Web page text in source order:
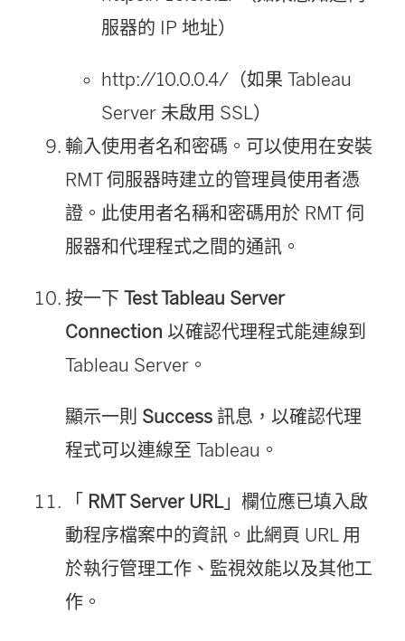
服器的 IP 地址）
http://10.0.0.4/（如果 Tableau
Server 未啟用 SSL）
輸入使用者名和密碼。可以使用在安裝
RMT 伺服器時建立的管理員使用者憑
證。此使用者名稱和密碼用於 RMT 伺
服器和代理程式之間的通訊。
按一下 Test Tableau Server
Connection 以確認代理程式能連線到
Tableau Server。
顯示一則 Success 訊息，以確認代理
程式可以連線至 Tableau。
「 RMT Server URL」欄位應已填入啟
動程序檔案中的資訊。此網頁 URL 用
於執行管理工作、監視效能以及其他工
作。